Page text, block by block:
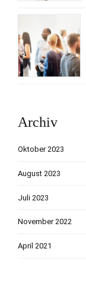
Archiv
Oktober 2023
August 2023
Juli 2023
November 2022
April 2021